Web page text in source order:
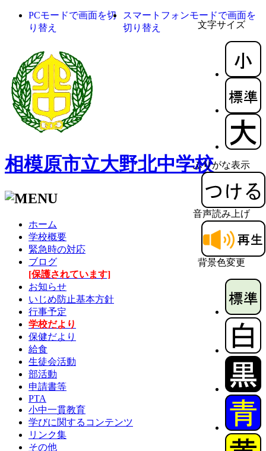
文字サイズ
ふりがな表示
音声読み上げ
背景色変更
PCモードで画面を切
り替え
スマートフォンモードで画面を
切り替え
相模原市立大野北中学校
ホーム
学校概要
緊急時の対応
ブログ
[保護されています]
お知らせ
いじめ防止基本方針
行事予定
学校だより
保健だより
給食
生徒会活動
部活動
申請書等
PTA
小中一貫教育
学びに関するコンテンツ
リンク集
その他